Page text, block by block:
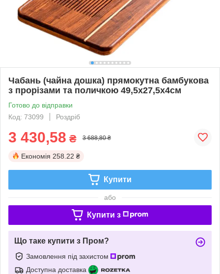
Чабань (чайна дошка) прямокутна бамбукова
з прорізами та поличкою 49,5х27,5х4см
Готово до відправки
Код: 73099
Роздріб
3 430,58 ₴ 3 688,80 ₴
Економія 258.22 ₴
Купити
або
Купити з
Що таке купити з Пром?
Замовлення під захистом
Доступна доставка